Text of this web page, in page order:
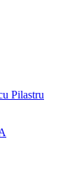
Pilastru